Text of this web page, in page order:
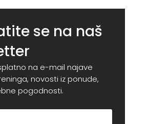
se na naš
na e-mail najave
novosti iz ponude,
pogodnosti.